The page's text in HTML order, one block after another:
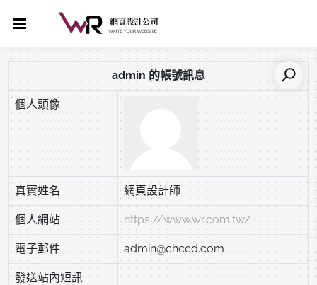
admin 的帳號訊息
個人頭像
真實姓名 網頁設計師
個人網站 https://www.wr.com.tw/
電子郵件 admin@chccd.com
發送站內短訊